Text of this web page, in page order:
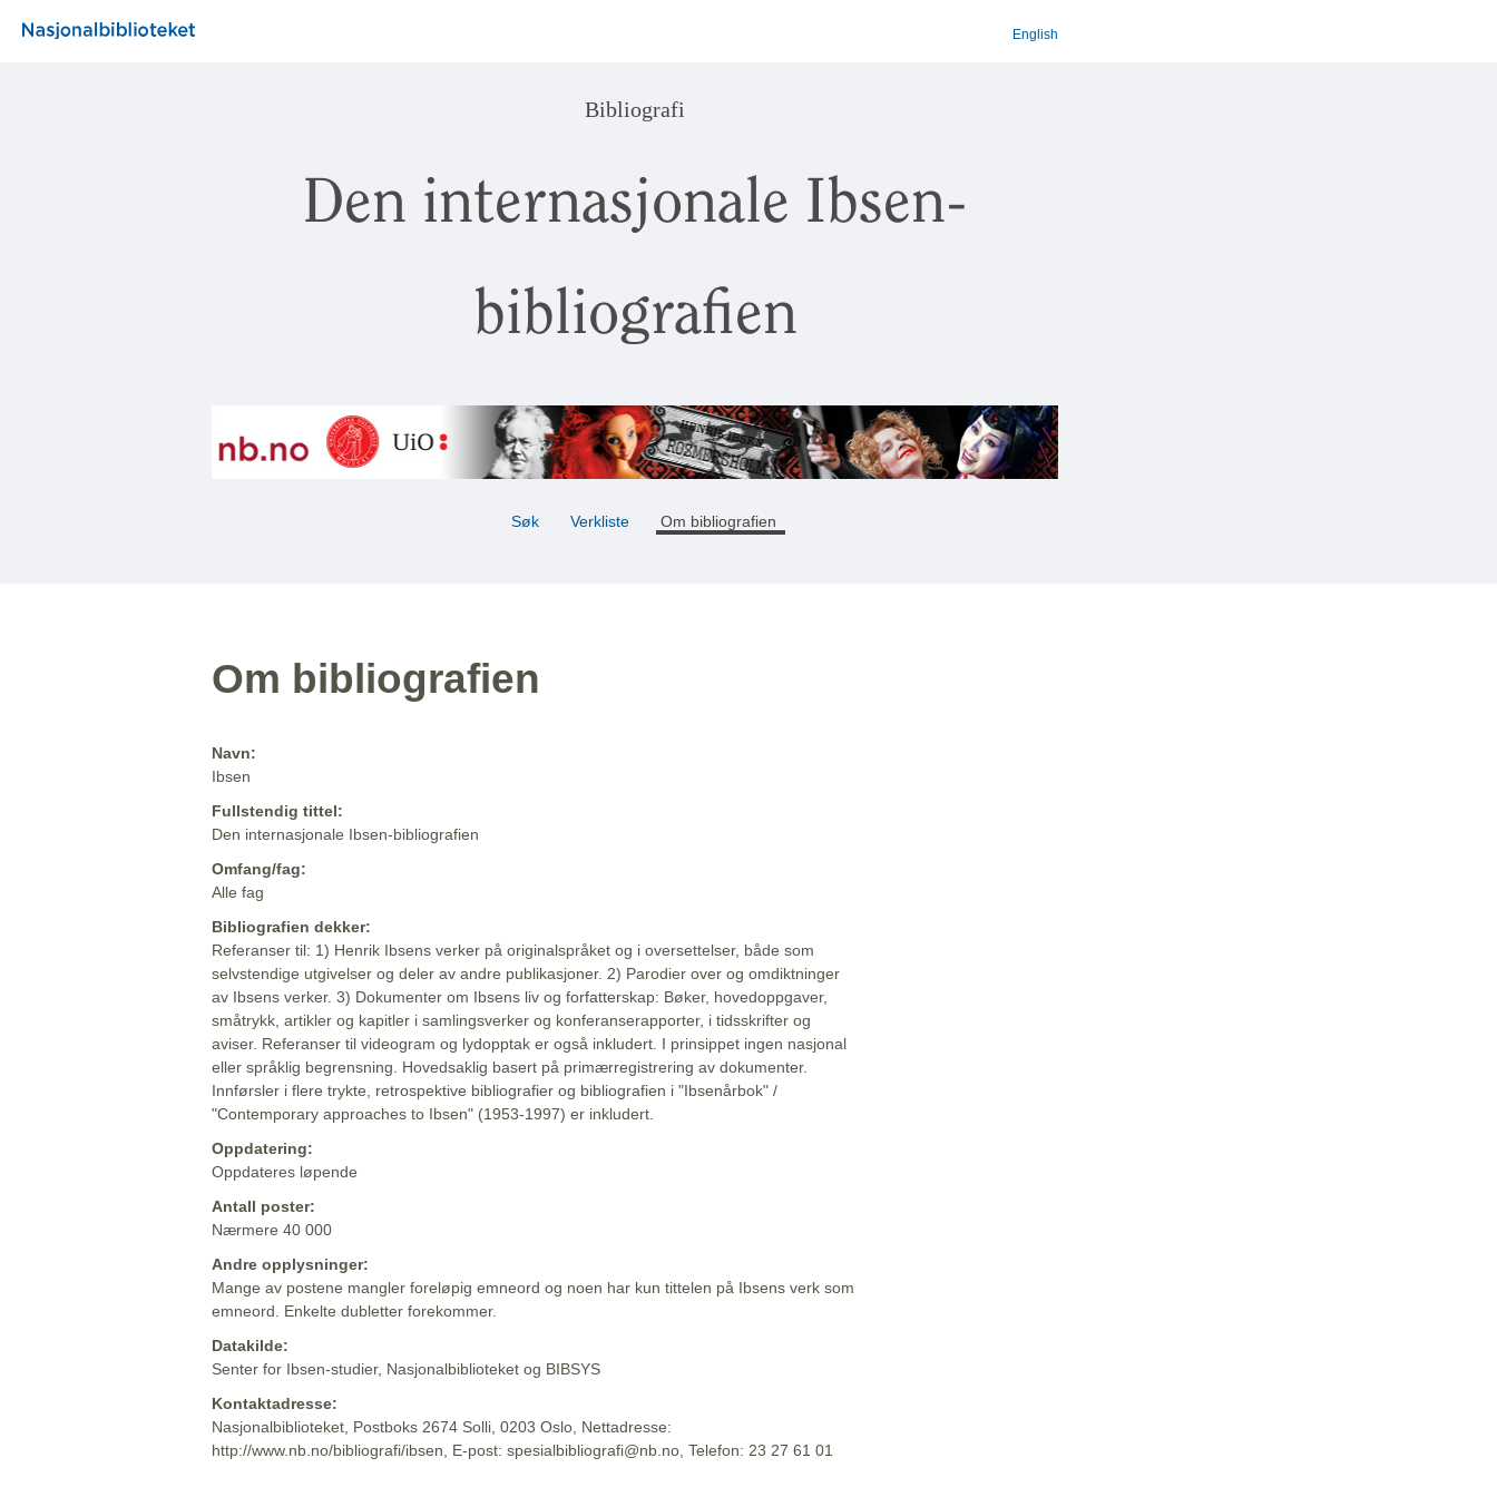
English
Bibliografi
Den internasjonale Ibsen-
bibliografien
Søk Verkliste Om bibliografien
Om bibliografien
Navn:
Ibsen
Fullstendig tittel:
Den internasjonale Ibsen-bibliografien
Omfang/fag:
Alle fag
Bibliografien dekker:
Referanser til: 1) Henrik Ibsens verker på originalspråket og i oversettelser, både som
selvstendige utgivelser og deler av andre publikasjoner. 2) Parodier over og omdiktninger
av Ibsens verker. 3) Dokumenter om Ibsens liv og forfatterskap: Bøker, hovedoppgaver,
småtrykk, artikler og kapitler i samlingsverker og konferanserapporter, i tidsskrifter og
aviser. Referanser til videogram og lydopptak er også inkludert. I prinsippet ingen nasjonal
eller språklig begrensning. Hovedsaklig basert på primærregistrering av dokumenter.
Innførsler i flere trykte, retrospektive bibliografier og bibliografien i "Ibsenårbok" /
"Contemporary approaches to Ibsen" (1953-1997) er inkludert.
Oppdatering:
Oppdateres løpende
Antall poster:
Nærmere 40 000
Andre opplysninger:
Mange av postene mangler foreløpig emneord og noen har kun tittelen på Ibsens verk som
emneord. Enkelte dubletter forekommer.
Datakilde:
Senter for Ibsen-studier, Nasjonalbiblioteket og BIBSYS
Kontaktadresse:
Nasjonalbiblioteket, Postboks 2674 Solli, 0203 Oslo, Nettadresse:
http://www.nb.no/bibliografi/ibsen, E-post: spesialbibliografi@nb.no, Telefon: 23 27 61 01